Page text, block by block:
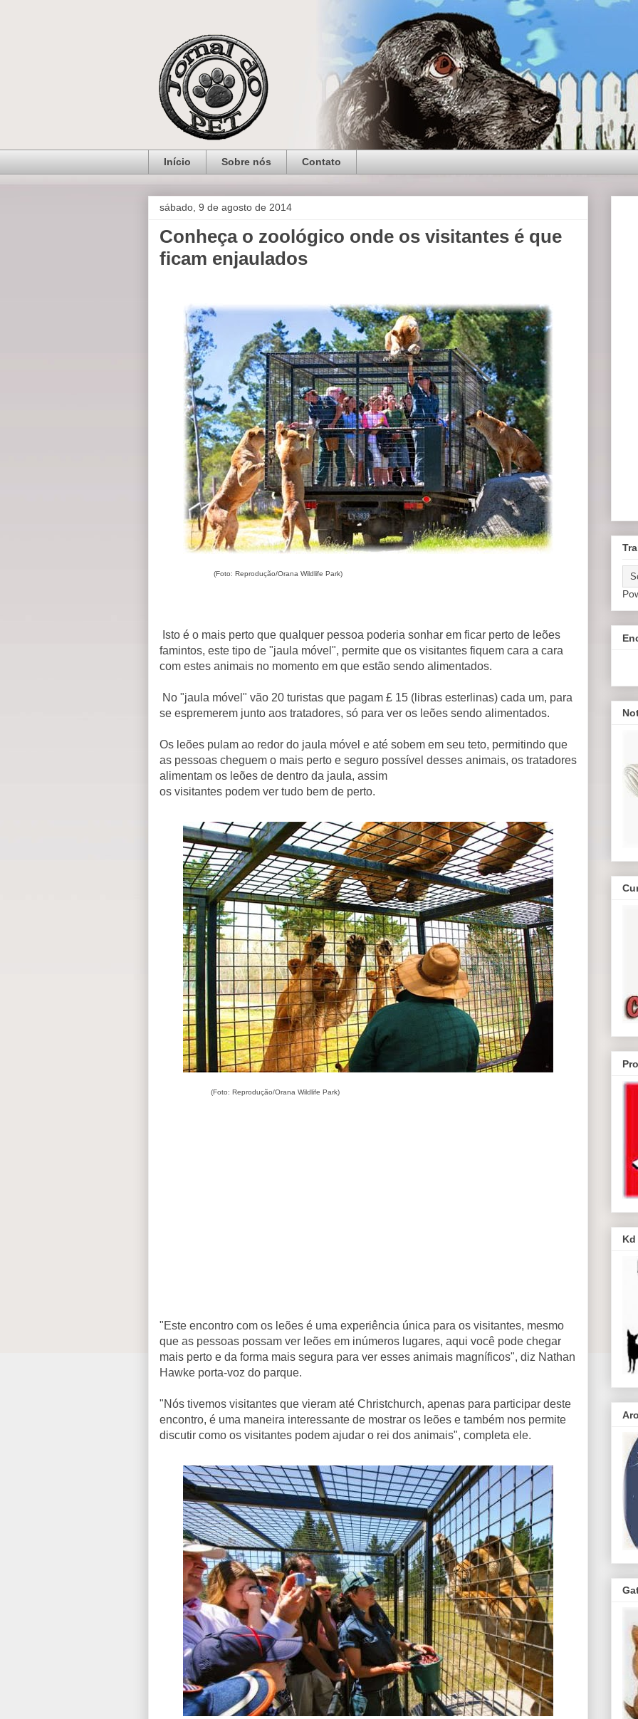
Início Sobre nós Contato
sábado, 9 de agosto de 2014
Conheça o zoológico onde os visitantes é que
ficam enjaulados
(Foto: Reprodução/Orana Wildlife Park)
Isto é o mais perto que qualquer pessoa poderia sonhar em ficar perto de leões
famintos, este tipo de "jaula móvel", permite que os visitantes fiquem cara a cara
com estes animais no momento em que estão sendo alimentados.
No "jaula móvel" vão 20 turistas que pagam £ 15 (libras esterlinas) cada um, para
se espremerem junto aos tratadores, só para ver os leões sendo alimentados.
Os leões pulam ao redor do jaula móvel e até sobem em seu teto, permitindo que
as pessoas cheguem o mais perto e seguro possível desses animais, os tratadores
alimentam os leões de dentro da jaula, assim
os visitantes podem ver tudo bem de perto.
(Foto: Reprodução/Orana Wildlife Park)
"Este encontro com os leões é uma experiência única para os visitantes, mesmo
que as pessoas possam ver leões em inúmeros lugares, aqui você pode chegar
mais perto e da forma mais segura para ver esses animais magníficos", diz Nathan
Hawke porta-voz do parque.
"Nós tivemos visitantes que vieram até Christchurch, apenas para participar deste
encontro, é uma maneira interessante de mostrar os leões e também nos permite
discutir como os visitantes podem ajudar o rei dos animais", completa ele.